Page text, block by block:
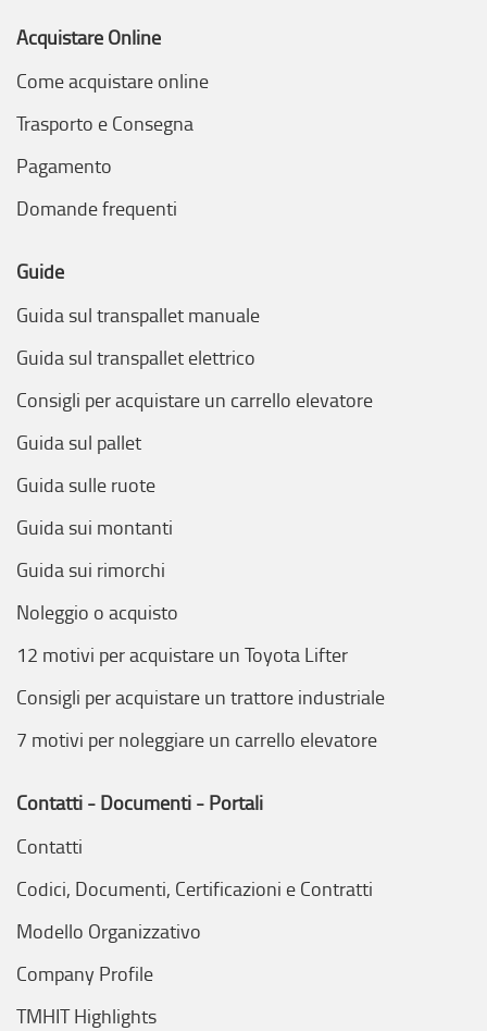
Acquistare Online
Come acquistare online
Trasporto e Consegna
Pagamento
Domande frequenti
Guide
Guida sul transpallet manuale
Guida sul transpallet elettrico
Consigli per acquistare un carrello elevatore
Guida sul pallet
Guida sulle ruote
Guida sui montanti
Guida sui rimorchi
Noleggio o acquisto
12 motivi per acquistare un Toyota Lifter
Consigli per acquistare un trattore industriale
7 motivi per noleggiare un carrello elevatore
Contatti - Documenti - Portali
Contatti
Codici, Documenti, Certificazioni e Contratti
Modello Organizzativo
Company Profile
TMHIT Highlights